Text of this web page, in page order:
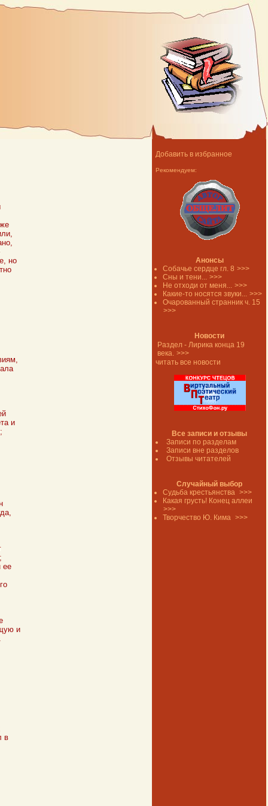
Добавить в избранное
Рекомендуем:
Анонсы
Собачье сердце гл. 8 >>>
Сны и тени... >>>
Не отходи от меня... >>>
Какие-то носятся звуки... >>>
Очарованный странник ч. 15
>>>
Новости
Раздел - Лирика конца 19
века. >>>
читать все новости
Все записи и отзывы
Записи по разделам
Записи вне разделов
Отзывы читателей
Случайный выбор
Судьба крестьянства >>>
Какая грусть! Конец аллеи
>>>
Творчество Ю. Кима >>>
но
и
ее
и
в